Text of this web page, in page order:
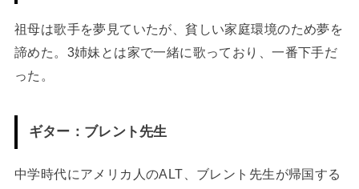
祖母は歌手を夢見ていたが、貧しい家庭環境のため夢を
諦めた。3姉妹とは家で一緒に歌っており、一番下手だ
った。
ギター：ブレント先生
中学時代にアメリカ人のALT、ブレント先生が帰国する